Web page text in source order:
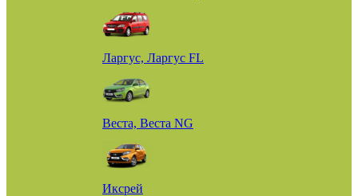
Ларгус, Ларгус FL
Веста, Веста NG
Иксрей